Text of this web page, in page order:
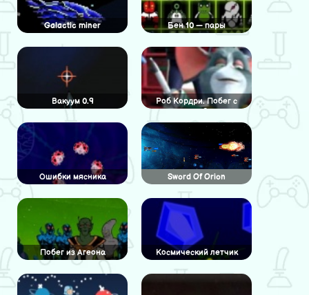
Galactic miner
Бен 10 — пары
инопланетян
Вакуум 0.9
Роб Кордри. Побег с
планеты Земля
Ошибки мясника Sword Of Orion
Побег из Агеона Космический летчик